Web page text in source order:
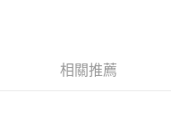
相關推薦